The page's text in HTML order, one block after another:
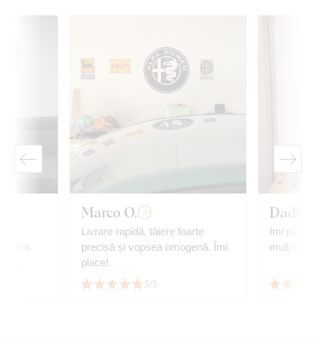
Marco O.
Livrare rapidă, tăiere foarte
precisă și vopsea omogenă. Îmi
place!
5/5
Dadka
Imi place